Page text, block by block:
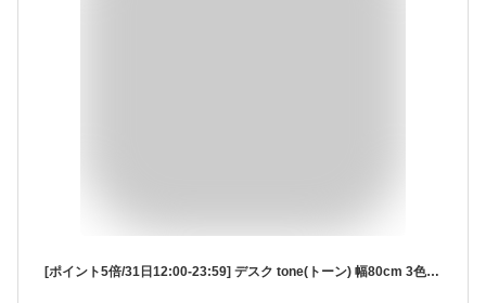
[ポイント5倍/31日12:00-23:59] デスク tone(トーン) 幅80cm 3色対応 学習机 学習デスク デスク パソコンデスク 子供部屋 リビング 子供 机 おしゃれ コンパクト シンプル パソコン スリム 引き出し 木目